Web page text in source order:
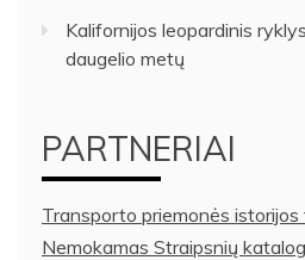
Kalifornijos leopardinis
daugelio metų
PARTNERIAI
Transporto priemonės istorijos
Nemokamas Straipsnių